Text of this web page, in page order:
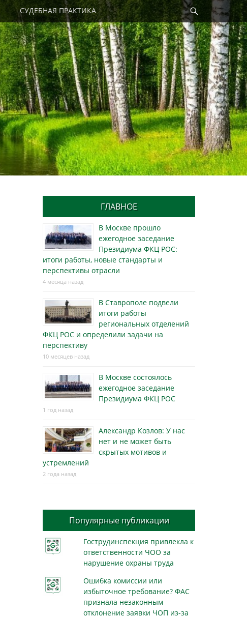
СУДЕБНАЯ ПРАКТИКА
Найти
ГЛАВНОЕ
В Москве прошло
ежегодное заседание
Президиума ФКЦ РОС:
итоги работы, новые стандарты и
перспективы отрасли
4 месяца назад
В Ставрополе подвели
итоги работы
региональных отделений
ФКЦ РОС и определили задачи на
перспективу
10 месяцев назад
В Москве состоялось
ежегодное заседание
Президиума ФКЦ РОС
1 год назад
Александр Козлов: У нас
нет и не может быть
скрытых мотивов и
устремлений
2 года назад
Популярные публикации
Гострудинспекция привлекла к
ответственности ЧОО за
нарушение охраны труда
Ошибка комиссии или
избыточное требование? ФАС
признала незаконным
отклонение заявки ЧОП из-за